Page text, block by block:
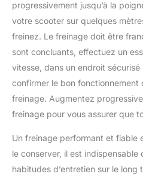
progressivement jusqu’à la
votre scooter sur quelques
freinez. Le freinage doit être
sont concluants, effectuez un
vitesse, dans un endroit
confirmer le bon fonctionnement
freinage. Augmentez
freinage pour vous assurer que
Un freinage performant et fiable
le conserver, il est indispensable
habitudes d’entretien sur le long